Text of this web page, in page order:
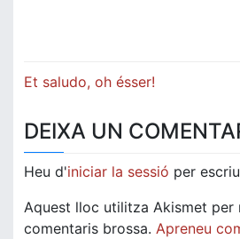
Navegació
Et saludo, oh ésser!
DEIXA UN
Heu d'iniciar la sessió per
Aquest lloc utilitza Akismet per
comentaris brossa. Apreneu